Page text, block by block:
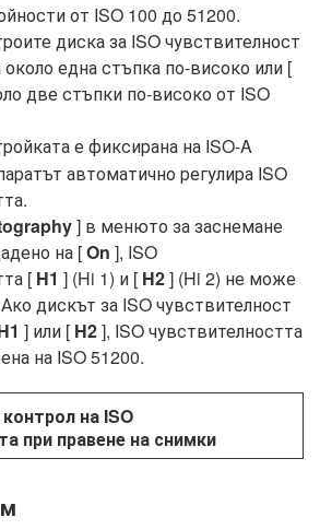
от ISO 100 до 51200.
диска за ISO чувствителност
около една стъпка по-високо или [
две стъпки по-високо от ISO
е фиксирана на ISO-A
автоматично регулира ISO
] в менюто за заснемане
на [On ], ISO
[ H1 ] (Hi 1) и [ H2] (Hi 2) не може
дискът за ISO чувствителност
] или [ H2], ISO чувствителността
на ISO 51200.
на ISO
при правене на снимки